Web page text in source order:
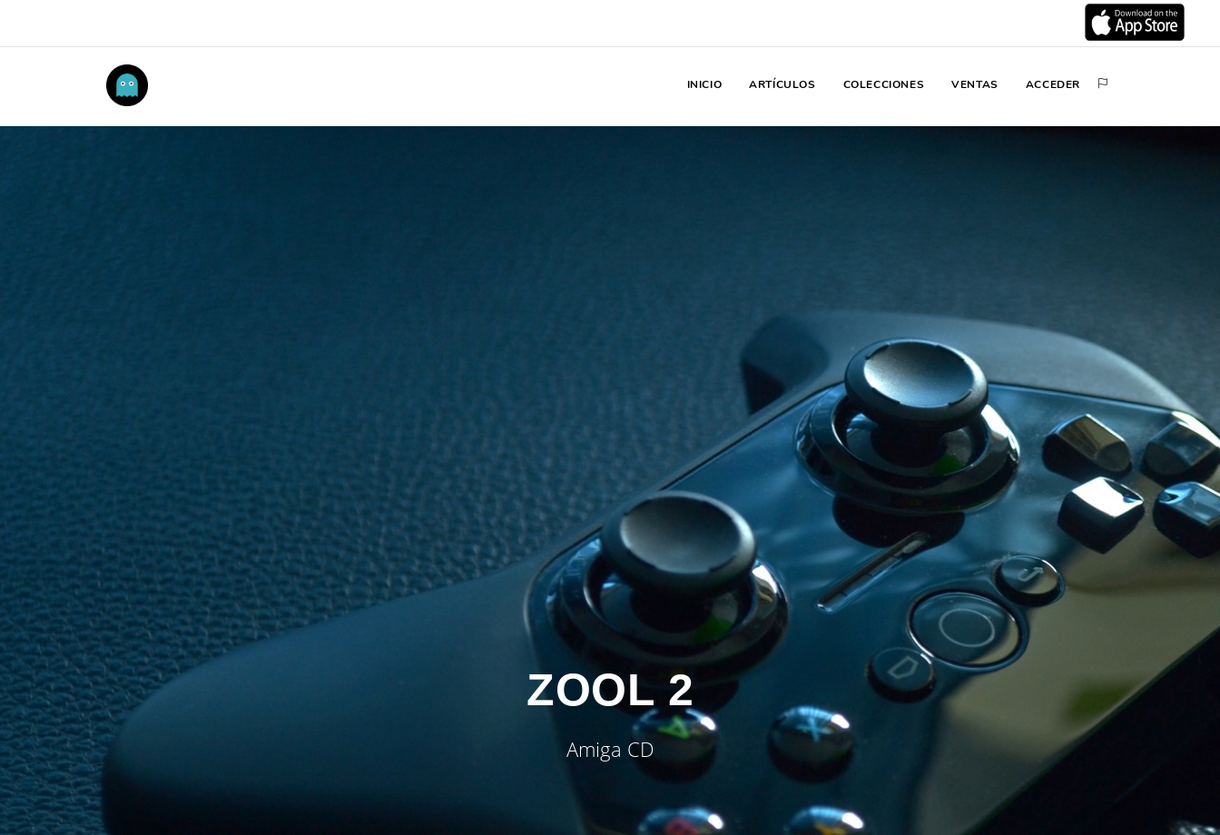
INICIO ARTÍCULOS COLECCIONES VENTAS ACCEDER
ZOOL 2
Amiga CD